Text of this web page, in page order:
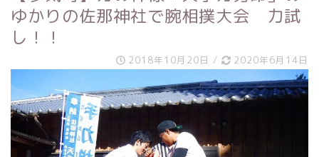
ゆかりの佐那神社で腕相撲大会 力試
し！！
2018年10月20日 / 2020年6月14日